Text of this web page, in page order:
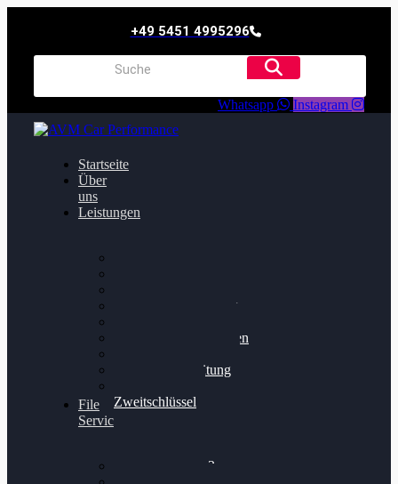
+49 5451 4995296
Whatsapp Instagram
Startseite
Über
uns
Leistungen
Getriebeoptimierung
Bremsscheiben planen
Felgenaufbereitung
Zweitschlüssel
File
Service
Alientech Kess3